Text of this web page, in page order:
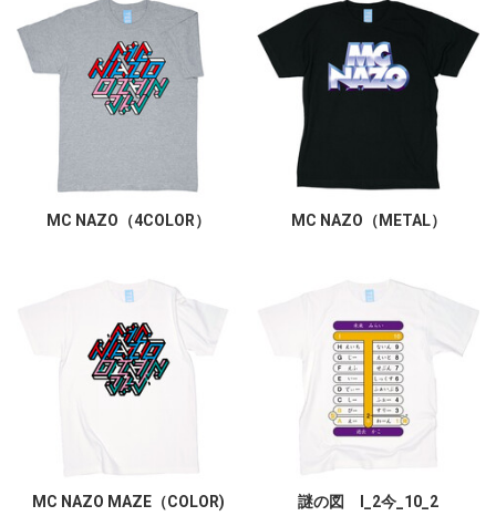
MC NAZO（4COLOR） MC NAZO（METAL）
MC NAZO MAZE（COLOR) 謎の図 I_2今_10_2